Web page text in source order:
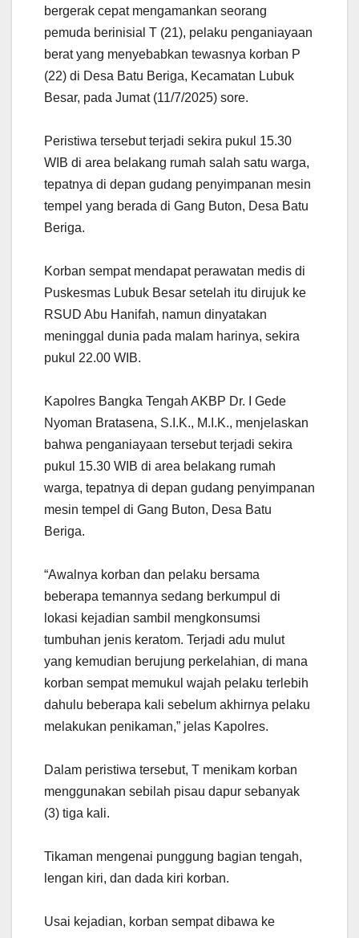
bergerak cepat mengamankan seorang
pemuda berinisial T (21), pelaku penganiayaan
berat yang menyebabkan tewasnya korban P
(22) di Desa Batu Beriga, Kecamatan Lubuk
Besar, pada Jumat (11/7/2025) sore.
Peristiwa tersebut terjadi sekira pukul 15.30
WIB di area belakang rumah salah satu warga,
tepatnya di depan gudang penyimpanan mesin
tempel yang berada di Gang Buton, Desa Batu
Beriga.
Korban sempat mendapat perawatan medis di
Puskesmas Lubuk Besar setelah itu dirujuk ke
RSUD Abu Hanifah, namun dinyatakan
meninggal dunia pada malam harinya, sekira
pukul 22.00 WIB.
Kapolres Bangka Tengah AKBP Dr. I Gede
Nyoman Bratasena, S.I.K., M.I.K., menjelaskan
bahwa penganiayaan tersebut terjadi sekira
pukul 15.30 WIB di area belakang rumah
warga, tepatnya di depan gudang penyimpanan
mesin tempel di Gang Buton, Desa Batu
Beriga.
“Awalnya korban dan pelaku bersama
beberapa temannya sedang berkumpul di
lokasi kejadian sambil mengkonsumsi
tumbuhan jenis keratom. Terjadi adu mulut
yang kemudian berujung perkelahian, di mana
korban sempat memukul wajah pelaku terlebih
dahulu beberapa kali sebelum akhirnya pelaku
melakukan penikaman,” jelas Kapolres.
Dalam peristiwa tersebut, T menikam korban
menggunakan sebilah pisau dapur sebanyak
(3) tiga kali.
Tikaman mengenai punggung bagian tengah,
lengan kiri, dan dada kiri korban.
Usai kejadian, korban sempat dibawa ke